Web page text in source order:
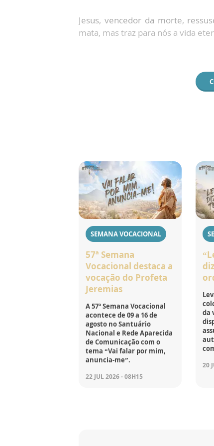
Jesus, vencedor da morte,
mata, mas traz para nós a vida
SEMANA VOCACIONAL
57ª Semana
Vocacional destaca a
vocação do Profeta
Jeremias
A 57ª Semana Vocacional
acontece de 09 a 16 de
agosto no Santuário
Nacional e Rede Aparecida
de Comunicação com o
tema “Vai falar por mim,
anuncia-me”.
22 JUL 2026 - 08H15
da
20